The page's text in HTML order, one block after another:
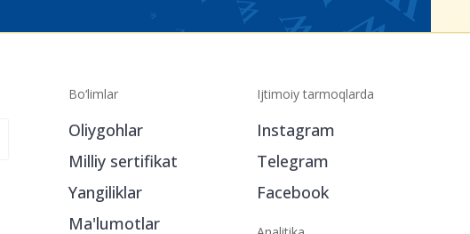
Bo‘limlar
Oliygohlar
Milliy sertifikat
Yangiliklar
Ma'lumotlar
Ijtimoiy tarmoqlarda
Instagram
Telegram
Facebook